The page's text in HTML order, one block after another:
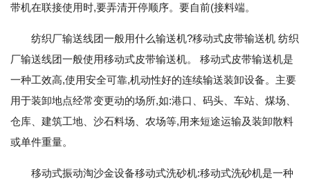
带机在联接使用时,要弄清开停顺序。要自前(接料端。
纺织厂输送线团一般用什么输送机?移动式皮带输送机 纺织
厂输送线团一般使用移动式皮带输送机。 移动式皮带输送机是
一种工效高,使用安全可靠,机动性好的连续输送装卸设备。主要
用于装卸地点经常变更动的场所,如:港口、码头、车站、煤场、
仓库、建筑工地、沙石料场、农场等,用来短途运输及装卸散料
或单件重量。
移动式振动淘沙金设备移动式洗砂机:移动式洗砂机是一种